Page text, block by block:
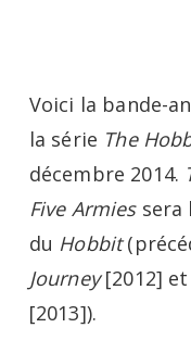
content
Voici la bande-
la série The
décembre 2014.
Five Armiessera
du Hobbit
Journey[2012] et
[2013]).